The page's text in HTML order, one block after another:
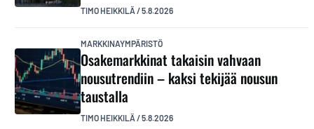
TIMO HEIKKILÄ /5.8.2026
MARKKINAYMPÄRISTÖ
Osakemarkkinat takaisin vahvaan
nousutrendiin – kaksi tekijää nousun
taustalla
TIMO HEIKKILÄ /5.8.2026